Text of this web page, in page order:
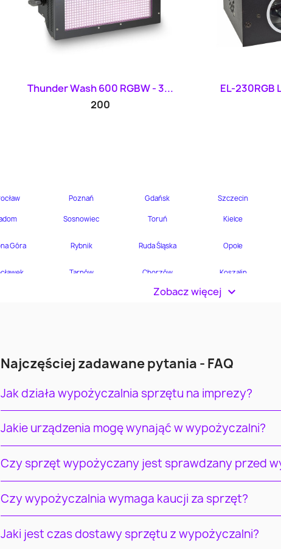
Szybki podgląd
Thunder Wash 600 RGBW - 3...
200

EL-230RGB
Zobacz więcej >
Najczęściej zadawane pytania - FAQ
Jak działa wypożyczalnia sprzętu na imprezy?
Jakie urządzenia mogę wynająć w wypożyczalni?
Czy sprzęt wypożyczany jest sprawdzany przed
Czy wypożyczalnia wymaga kaucji za sprzęt?
Jaki jest czas dostawy sprzętu z wypożyczalni?